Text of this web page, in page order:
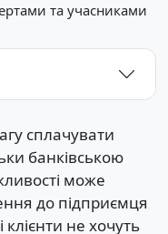
та учасниками
сплачувати
банківською
може
до підприємця
не хочуть